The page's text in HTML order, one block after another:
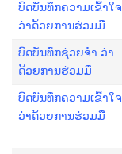
ບົດບັນທຶກຄວາມເຂົ້າໃຈ
ວ່າດ້ວຍການຮ່ວມມື
ບົດບັນທຶກຊ່ວຍຈໍາ ວ່າ
ດ້ວຍການຮ່ວມມື
ບົດບັນທຶກຄວາມເຂົ້າໃຈ
ວ່າດ້ວຍການຮ່ວມມື